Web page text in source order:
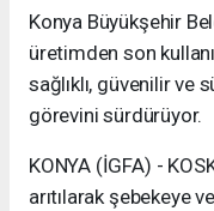
Konya Büyükşehir
üretimden son
sağlıklı, güvenilir ve
görevini sürdürüyor.
KONYA (İGFA) -
arıtılarak şebekeye